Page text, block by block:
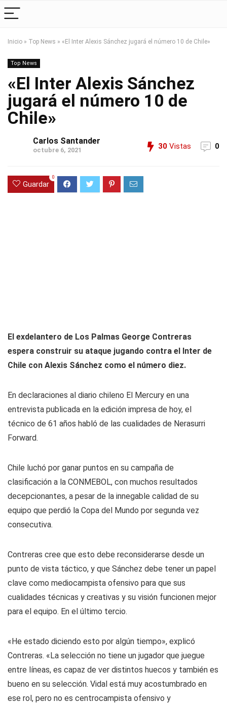
Inicio » Top News » «El Inter Alexis Sánchez jugará el número 10 de Chile»
Top News
«El Inter Alexis Sánchez
jugará el número 10 de
Chile»
Carlos Santander
octubre 6, 2021 30 Vistas 0
Guardar
0
El exdelantero de Los Palmas George Contreras
espera construir su ataque jugando contra el Inter de
Chile con Alexis Sánchez como el número diez.
En declaraciones al diario chileno El Mercury en una
entrevista publicada en la edición impresa de hoy, el
técnico de 61 años habló de las cualidades de Nerasurri
Forward.
Chile luchó por ganar puntos en su campaña de
clasificación a la CONMEBOL, con muchos resultados
decepcionantes, a pesar de la innegable calidad de su
equipo que perdió la Copa del Mundo por segunda vez
consecutiva.
Contreras cree que esto debe reconsiderarse desde un
punto de vista táctico, y que Sánchez debe tener un papel
clave como mediocampista ofensivo para que sus
cualidades técnicas y creativas y su visión funcionen mejor
para el equipo. En el último tercio.
«He estado diciendo esto por algún tiempo», explicó
Contreras. «La selección no tiene un jugador que juegue
entre líneas, es capaz de ver distintos huecos y también es
bueno en su selección. Vidal está muy acostumbrado en
ese rol, pero no es centrocampista ofensivo y